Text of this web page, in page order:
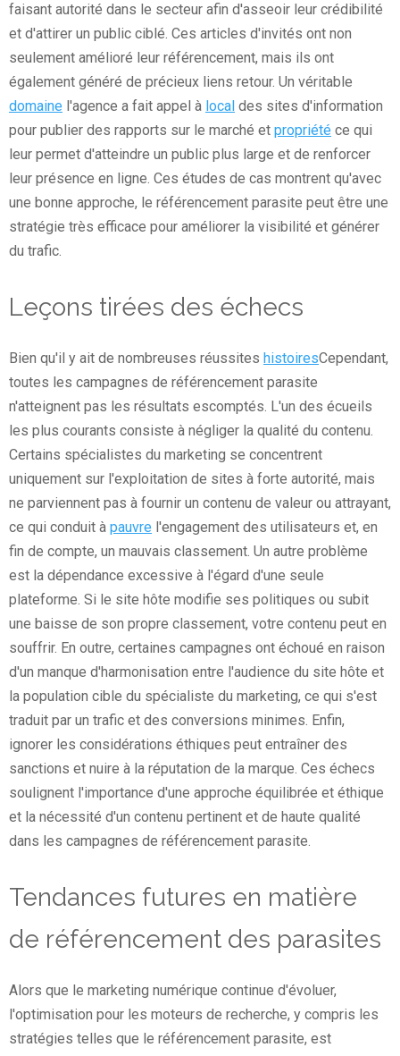
faisant autorité dans le secteur afin d'asseoir leur crédibilité
et d'attirer un public ciblé. Ces articles d'invités ont non
seulement amélioré leur référencement, mais ils ont
également généré de précieux liens retour. Un véritable
domaine l'agence a fait appel à local des sites d'information
pour publier des rapports sur le marché et propriété ce qui
leur permet d'atteindre un public plus large et de renforcer
leur présence en ligne. Ces études de cas montrent qu'avec
une bonne approche, le référencement parasite peut être une
stratégie très efficace pour améliorer la visibilité et générer
du trafic.
Leçons tirées des échecs
Bien qu'il y ait de nombreuses réussites histoiresCependant,
toutes les campagnes de référencement parasite
n'atteignent pas les résultats escomptés. L'un des écueils
les plus courants consiste à négliger la qualité du contenu.
Certains spécialistes du marketing se concentrent
uniquement sur l'exploitation de sites à forte autorité, mais
ne parviennent pas à fournir un contenu de valeur ou attrayant,
ce qui conduit à pauvre l'engagement des utilisateurs et, en
fin de compte, un mauvais classement. Un autre problème
est la dépendance excessive à l'égard d'une seule
plateforme. Si le site hôte modifie ses politiques ou subit
une baisse de son propre classement, votre contenu peut en
souffrir. En outre, certaines campagnes ont échoué en raison
d'un manque d'harmonisation entre l'audience du site hôte et
la population cible du spécialiste du marketing, ce qui s'est
traduit par un trafic et des conversions minimes. Enfin,
ignorer les considérations éthiques peut entraîner des
sanctions et nuire à la réputation de la marque. Ces échecs
soulignent l'importance d'une approche équilibrée et éthique
et la nécessité d'un contenu pertinent et de haute qualité
dans les campagnes de référencement parasite.
Tendances futures en matière
de référencement des parasites
Alors que le marketing numérique continue d'évoluer,
l'optimisation pour les moteurs de recherche, y compris les
stratégies telles que le référencement parasite, est